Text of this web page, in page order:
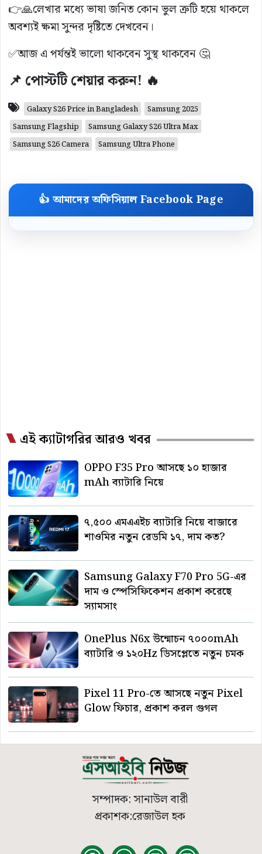
👉🙏লেখার মধ্যে ভাষা জনিত কোন ভুল ত্রুটি হয়ে থাকলে
অবশ্যই ক্ষমা সুন্দর দৃষ্টিতে দেখবেন।
✅আজ এ পর্যন্তই ভালো থাকবেন সুস্থ থাকবেন 🤔
📌 পোস্টটি শেয়ার করুন! 🔥
Galaxy S26 Price in Bangladesh
Samsung 2025
Samsung Flagship
Samsung Galaxy S26 Ultra Max
Samsung S26 Camera
Samsung Ultra Phone
👍 আমাদের অফিসিয়াল Facebook Page
এই ক্যাটাগরির আরও খবর
OPPO F35 Pro আসছে ১০ হাজার
mAh ব্যাটারি নিয়ে
৭,৫০০ এমএএইচ ব্যাটারি নিয়ে বাজারে
শাওমির নতুন রেডমি ১৭, দাম কত?
Samsung Galaxy F70 Pro 5G-এর
দাম ও স্পেসিফিকেশন প্রকাশ করেছে
স্যামসাং
OnePlus N6x উন্মোচন ৭০০০mAh
ব্যাটারি ও ১২০Hz ডিসপ্লেতে নতুন চমক
Pixel 11 Pro-তে আসছে নতুন Pixel
Glow ফিচার, প্রকাশ করল গুগল
সম্পাদক: সানাউল বারী
প্রকাশক:রেজাউল হক